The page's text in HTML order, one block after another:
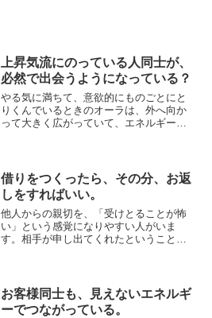
上昇気流にのっている人同士が、
必然で出会うようになっている？
やる気に満ちて、意欲的にものごとにと
りくんでいるときのオーラは、外へ向か
って大きく広がっていて、エネルギーが
借りをつくったら、その分、お返
しをすればいい。
他人からの親切を、「受けとることが怖
い」という感覚になりやすい人がいま
す。相手が申し出てくれたということ
お客様同士も、見えないエネルギ
ーでつながっている。